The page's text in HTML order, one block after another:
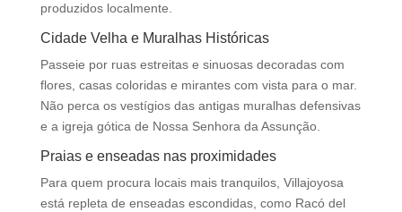
produzidos localmente.
Cidade Velha e Muralhas Históricas
Passeie por ruas estreitas e sinuosas decoradas com
flores, casas coloridas e mirantes com vista para o mar.
Não perca os vestígios das antigas muralhas defensivas
e a igreja gótica de Nossa Senhora da Assunção.
Praias e enseadas nas proximidades
Para quem procura locais mais tranquilos, Villajoyosa
está repleta de enseadas escondidas, como Racó del